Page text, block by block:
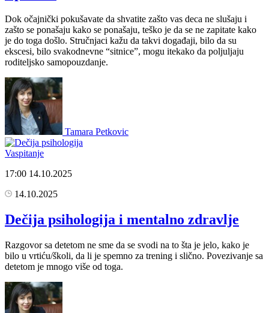
Dok očajnički pokušavate da shvatite zašto vas deca ne slušaju i
zašto se ponašaju kako se ponašaju, teško je da se ne zapitate kako
je do toga došlo. Stručnjaci kažu da takvi događaji, bilo da su
ekscesi, bilo svakodnevne “sitnice”, mogu itekako da poljuljaju
roditeljsko samopouzdanje.
Tamara Petkovic
Vaspitanje
17:00 14.10.2025
14.10.2025
Dečija psihologija i mentalno zdravlje
Razgovor sa detetom ne sme da se svodi na to šta je jelo, kako je
bilo u vrtiću/školi, da li je spemno za trening i slično. Povezivanje sa
detetom je mnogo više od toga.